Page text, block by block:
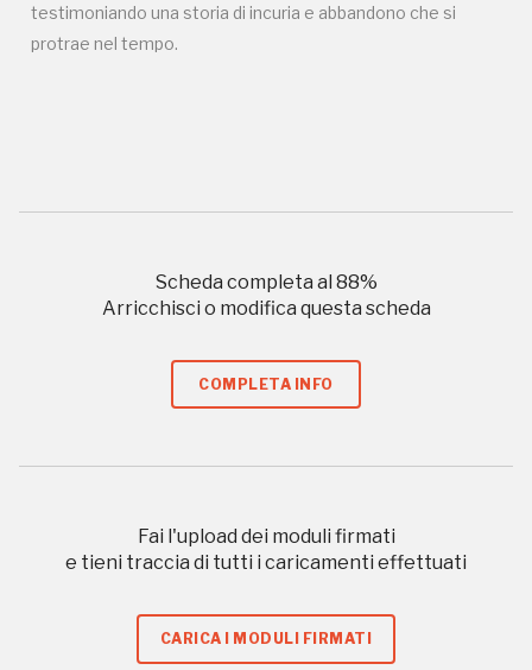
testimoniando una storia di incuria e abbandono che si
protrae nel tempo.
Scheda completa al 88%
Arricchisci o modifica questa scheda
COMPLETA INFO
Fai l'upload dei moduli firmati
e tieni traccia di tutti i caricamenti effettuati
CARICA I MODULI FIRMATI
Campagne in corso in questo
I Luoghi del Cuore
Storico campagne in questo
luogo